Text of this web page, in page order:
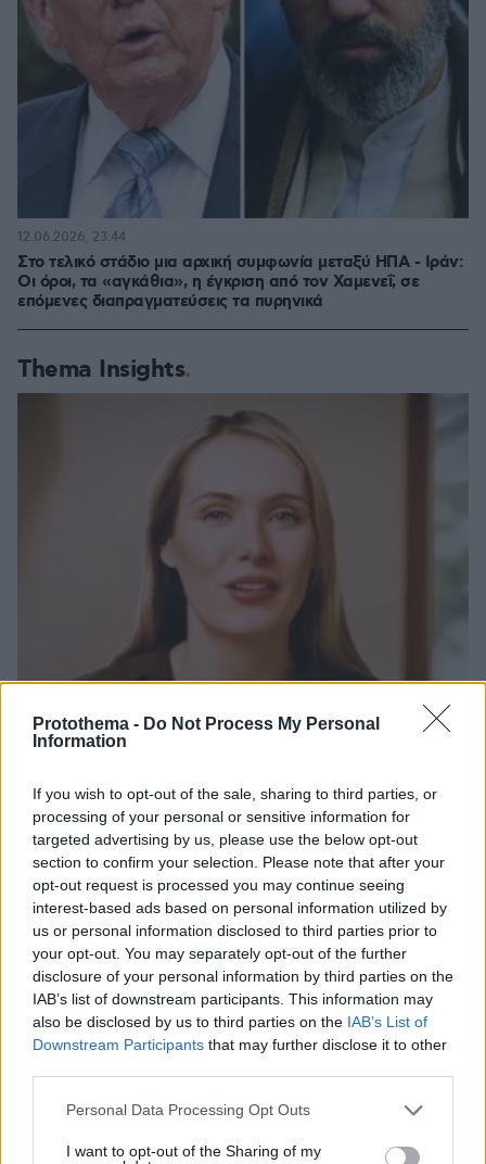
Protothema - Do Not Process My Personal
Information
If you wish to opt-out of the sale, sharing to third parties, or
processing of your personal or sensitive information for
targeted advertising by us, please use the below opt-out
section to confirm your selection. Please note that after your
opt-out request is processed you may continue seeing
interest-based ads based on personal information utilized by
us or personal information disclosed to third parties prior to
your opt-out. You may separately opt-out of the further
disclosure of your personal information by third parties on the
IAB’s list of downstream participants. This information may
also be disclosed by us to third parties on the IAB’s List of
Downstream Participants that may further disclose it to other
Please note that this website/app uses one or more Google
not limited to your visit or usage behaviour. You may click to
Personal Data Processing Opt Outs
I want to opt-out of the Sharing of my
Στο τελικό στάδιο μια αρχική συμφωνία μεταξύ ΗΠΑ - Ιράν:
Οι όροι, τα «αγκάθια», η έγκριση από τον Χαμενεΐ, σε
επόμενες διαπραγματεύσεις τα πυρηνικά
12.06.2026, 23:44
Thema Insights
Το DEI College παρουσιάζει τη Sophia. Την πρώτη 24/7
βοηθό AI που αλλάζει τον τρόπο με τον οποίο μαθαίνουν οι
φοιτητές
30.07.2026, 09:33
Η Smart φοιτητική κατοικία στην καρδιά της Αθήνας
03.08.2026, 10:56
Διασκεδάζουμε υπεύθυνα, επιστρέφουμε με ασφάλεια